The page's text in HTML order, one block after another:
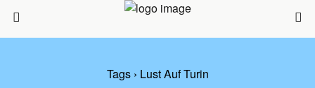
Tags › Lust Auf Turin